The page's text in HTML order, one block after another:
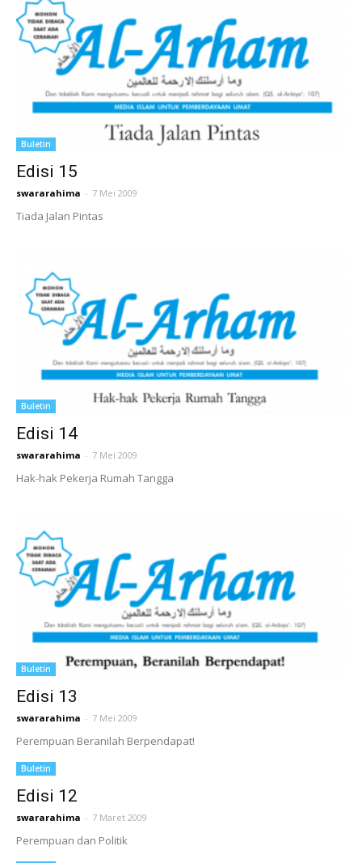
Buletin
Edisi 15
swararahima - 7 Mei 2009
Tiada Jalan Pintas
Buletin
Edisi 14
swararahima - 7 Mei 2009
Hak-hak Pekerja Rumah Tangga
Buletin
Edisi 13
swararahima - 7 Mei 2009
Perempuan Beranilah Berpendapat!
Buletin
Edisi 12
swararahima - 7 Maret 2009
Perempuan dan Politik